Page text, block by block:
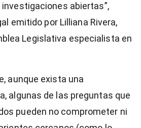
abiertas”,
emitido por Lilliana Rivera,
Legislativa especialista en
aunque exista una
algunas de las preguntas que
pueden no comprometer ni